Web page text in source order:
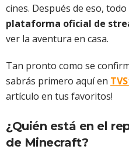
cines. Después de eso,
plataforma oficial de
ver la aventura en casa.
Tan pronto como se
sabrás primero aquí en
artículo en tus favoritos!
¿Quién está en el
de Minecraft?